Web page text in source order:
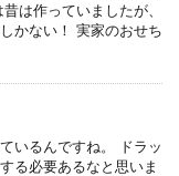
は作っていましたが、
かない！ 実家のおせち
いるんですね。 ドラッ
る必要あるなと思いま